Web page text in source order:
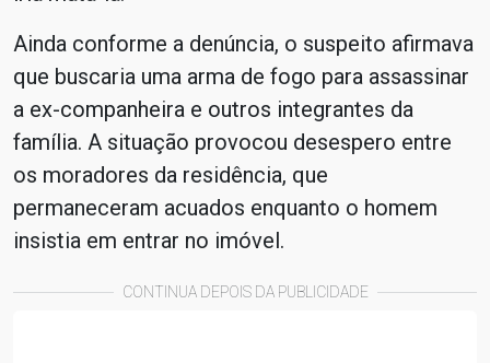
Ainda conforme a denúncia, o suspeito afirmava
que buscaria uma arma de fogo para assassinar
a ex-companheira e outros integrantes da
família. A situação provocou desespero entre
os moradores da residência, que
permaneceram acuados enquanto o homem
insistia em entrar no imóvel.
CONTINUA DEPOIS DA PUBLICIDADE